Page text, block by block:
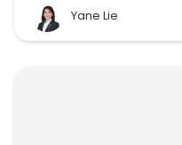
Yane Lie